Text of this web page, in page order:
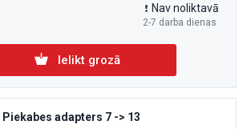
2-7 darba dienas
Nav noliktavā
Ielikt grozā
Piekabes adapters 7 -> 13